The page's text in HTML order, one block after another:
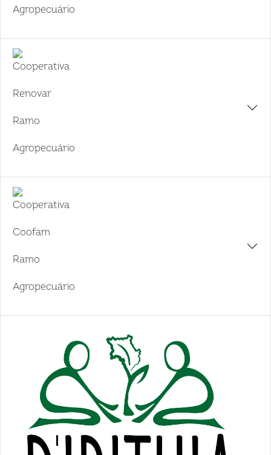
Agropecuário
Cooperativa
Renovar
Ramo
Agropecuário
Cooperativa
Coofam
Ramo
Agropecuário